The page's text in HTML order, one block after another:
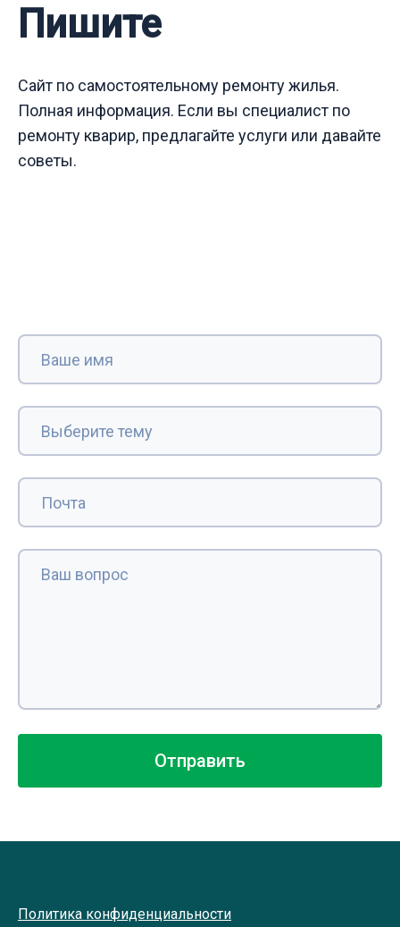
Пишите
Сайт по самостоятельному ремонту жилья.
Полная информация. Если вы специалист по
ремонту кварир, предлагайте услуги или давайте
советы.
Выберите тему
Политика конфиденциальности